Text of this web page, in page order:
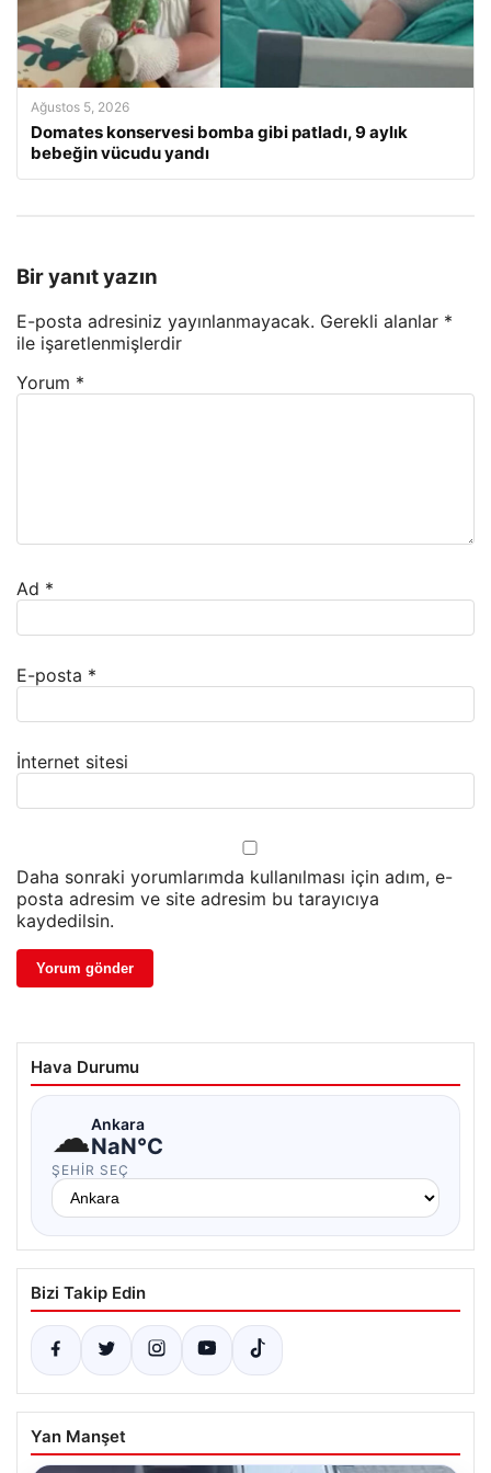
Ağustos 5, 2026
Domates konservesi bomba gibi patladı, 9 aylık
bebeğin vücudu yandı
Bir yanıt yazın
E-posta adresiniz yayınlanmayacak. Gerekli alanlar *
ile işaretlenmişlerdir
Yorum *
Ad *
E-posta *
İnternet sitesi
Daha sonraki yorumlarımda kullanılması için adım, e-
posta adresim ve site adresim bu tarayıcıya
kaydedilsin.
Hava Durumu
☁Ankara
NaN°C
ŞEHIR SEÇ
Bizi Takip Edin
Yan Manşet